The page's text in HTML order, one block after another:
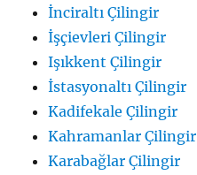
İnciraltı Çilingir
İşçievleri Çilingir
Işıkkent Çilingir
İstasyonaltı Çilingir
Kadifekale Çilingir
Kahramanlar Çilingir
Karabağlar Çilingir